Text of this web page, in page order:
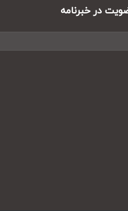
در خبرنامه